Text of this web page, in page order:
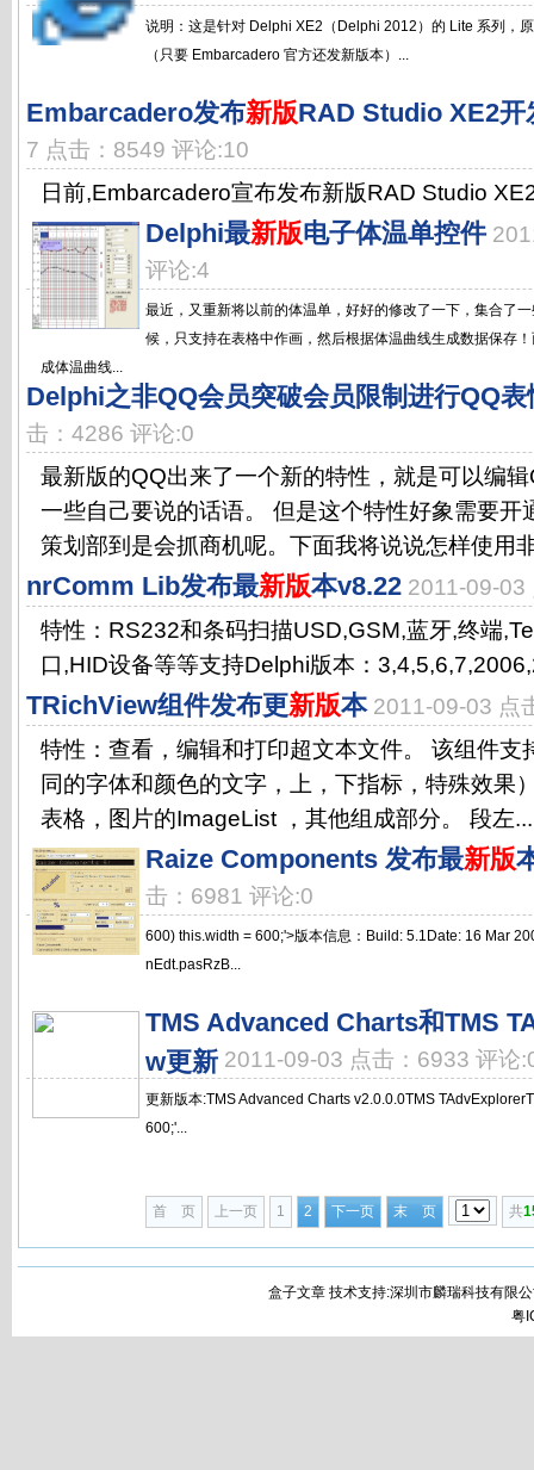
说明：这是针对 Delphi XE2（Delphi 2012）的 Lite 系列，
（只要 Embarcadero 官方还发新版本）...
Embarcadero发布新版RAD Studio XE2开
7 点击：8549 评论:10
日前,Embarcadero宣布发布新版RAD Studio
Delphi最新版电子体温单控件
评论:4
最近，又重新将以前的体温单，好好的修改了一下，集合了
候，只支持在表格中作画，然后根据体温曲线生成数据保存
成体温曲线...
Delphi之非QQ会员突破会员限制进行QQ表
击：4286 评论:0
最新版的QQ出来了一个新的特性，就是可以编
一些自己要说的话语。 但是这个特性好象需要开
策划部到是会抓商机呢。下面我将说说怎样使用
nrComm Lib发布最新版本v8.22 2011-09-03
特性：RS232和条码扫描USD,GSM,蓝牙,终端
口,HID设备等等支持Delphi版本：
TRichView组件发布更新版本 2011-09-03 点
特性：查看，编辑和打印超文本文件。 该组件支
同的字体和颜色的文字，上，下指标，特殊效果
表格，图片的ImageList ，其他组成部分。 段左...
Raize Components 发布最新版
击：6981 评论:0
600) this.width = 600;'>版本信息：Build: 5.1Date: 16 Mar
nEdt.pasRzB...
TMS Advanced Charts和TMS
w更新 2011-09-03 点击：6933 评论
更新版本:TMS Advanced Charts v2.0.0.0TMS
600;'...
首 页 上一页 1 2 下一页 末 页 共
盒子文章 技术支持:深圳市麟瑞科技有限
粤